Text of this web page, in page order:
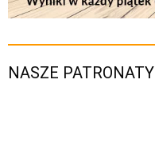
NASZE PATRONATY